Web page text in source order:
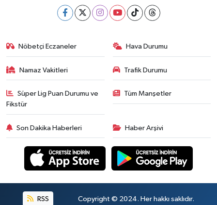
Nöbetçi Eczaneler Hava Durumu
Namaz Vakitleri Trafik Durumu
Süper Lig Puan Durumu ve
Fikstür
Tüm Manşetler
Son Dakika Haberleri Haber Arşivi
RSS Copyright © 2024. Her hakkı saklıdır.